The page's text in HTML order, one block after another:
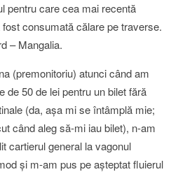
pentru care cea mai recentă
consumată călare pe traverse.
– Mangalia.
(premonitoriu) atunci când am
de 50 de lei pentru un bilet fără
(da, aşa mi se întâmplă mie;
când aleg să-mi iau bilet), n-am
cartierul general la vagonul
şi m-am pus pe aşteptat fluierul